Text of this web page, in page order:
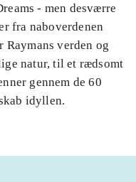
- men desværre
fra naboverdenen
verden og
natur, til et rædsomt
gennem de 60
idyllen.